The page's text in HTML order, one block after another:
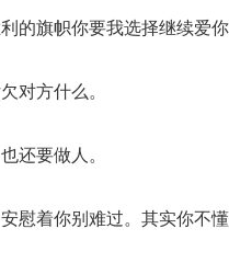
的旗帜你要我选择继续爱你
对方什么。
还要做人。
慰着你别难过。其实你不懂